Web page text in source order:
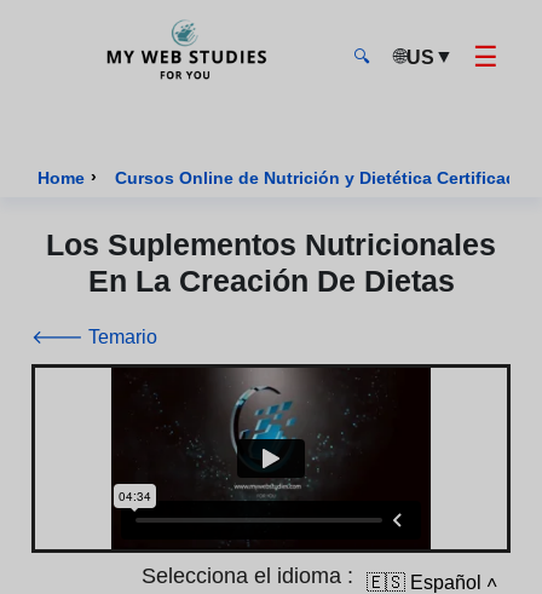
🔍 🌐US ▼ ☰
Home › Cursos Online de Nutrición y Dietética Certificados
Los Suplementos Nutricionales
En La Creación De Dietas
🡐 Temario
Selecciona el idioma : 🇪🇸 Español ˄